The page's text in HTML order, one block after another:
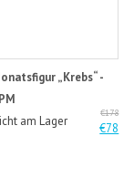
„Krebs“ -
€178
€78
am Lager